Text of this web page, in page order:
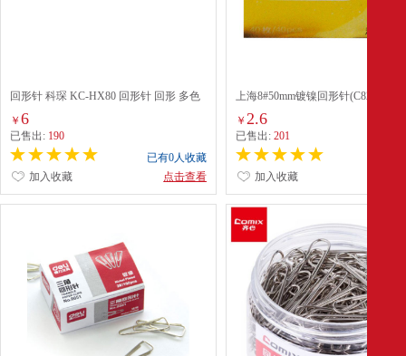
回形针 科琛 KC-HX80 回形针 回形 多色
￥ 6
已售出: 190
已有0人收藏
点击查看
加入收藏
上海8#50mm镀镍回形针(C82)*40枚
￥ 2.6
已售出:201
加入收藏